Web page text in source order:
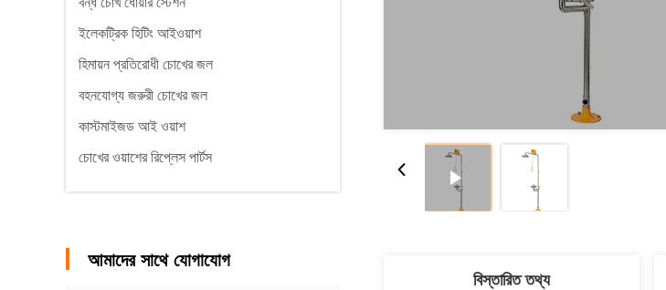
ইলেকট্রিক হিটিং আইওয়াশ
হিমায়ন প্রতিরোধী চোখের জল
বহনযোগ্য জরুরী চোখের জল
কাস্টমাইজড আই ওয়াশ
চোখের ওয়াশের রিপ্লেস পার্টস
আমাদের সাথে যোগাযোগ
বিস্তারিত তথ্য